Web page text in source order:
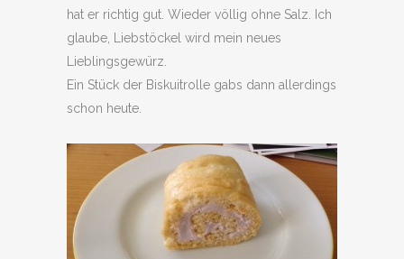
hat er richtig gut. Wieder völlig ohne Salz. Ich
glaube, Liebstöckel wird mein neues
Lieblingsgewürz.
Ein Stück der Biskuitrolle gabs dann allerdings
schon heute.